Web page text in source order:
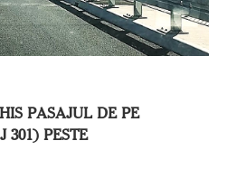
PASAJUL DE PE
301) PESTE